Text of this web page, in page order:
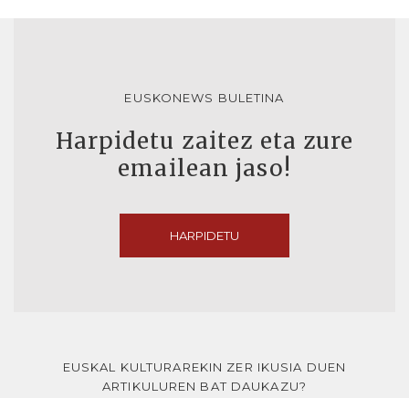
EUSKONEWS BULETINA
Harpidetu zaitez eta zure
emailean jaso!
HARPIDETU
EUSKAL KULTURAREKIN ZER IKUSIA DUEN
ARTIKULUREN BAT DAUKAZU?